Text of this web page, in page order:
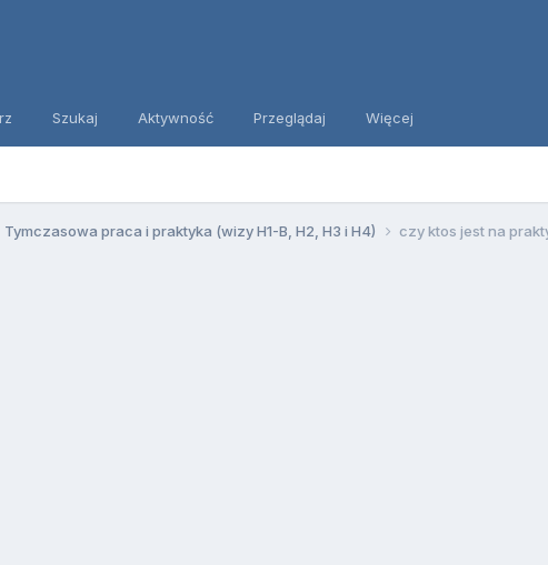
Szukaj Aktywność Przeglądaj Więcej
Tymczasowa praca i praktyka (wizy H1-B, H2, H3 i H4) czy ktos jest na